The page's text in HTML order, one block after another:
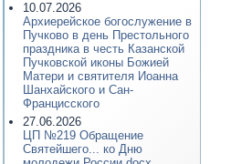
10.07.2026
Архиерейское богослужение в
Пучково в день Престольного
праздника в честь Казанской
Пучковской иконы Божией
Матери и святителя Иоанна
Шанхайского и Сан-
Францисского
27.06.2026
ЦП №219 Обращение
Святейшего... ко Дню